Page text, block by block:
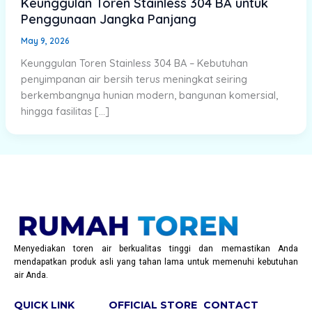
Penggunaan Jangka Panjang
May 9, 2026
Keunggulan Toren Stainless 304 BA – Kebutuhan
penyimpanan air bersih terus meningkat seiring
berkembangnya hunian modern, bangunan komersial,
hingga fasilitas […]
Menyediakan toren air berkualitas tinggi dan memastikan Anda
mendapatkan produk asli yang tahan lama untuk memenuhi kebutuhan
air Anda.
QUICK LINK OFFICIAL STORE CONTACT